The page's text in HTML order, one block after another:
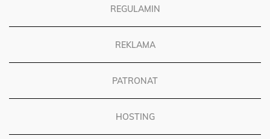
REGULAMIN
REKLAMA
PATRONAT
HOSTING